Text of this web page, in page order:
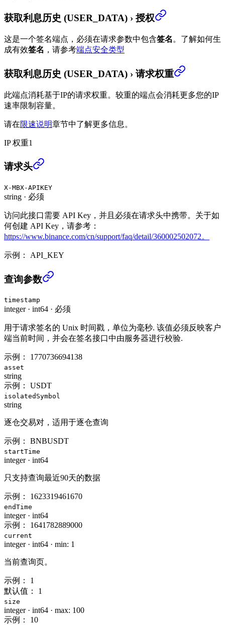
获取利息历史 (USER_DATA) › 授权
这是一个签名端点，必须在请求参数中包含签名 。 了解如何生
成有效签名 ，请参考端点安全类型
获取利息历史 (USER_DATA) › 请求权重
此端点消耗基于IP的请求权重。较重的端点会消耗更多您的IP
速率限制容量。
请在限速说明章节中了解更多信息。
IP 权重1
获取利息历史 (USER_DATA)
请求头
X-MBX-APIKEY
string · 必须
访问此接口需要 API Key，并且必须在请求头中携带。关于如
何创建 API Key，请参考：
https://www.binance.com/cn/support/faq/detail/360002502072。
示例： API_KEY
获取利息历史 (USER_DATA)
查询参数
timestamp
integer· int64 · 必须
用于请求签名的 Unix 时间戳，单位为毫秒. 该值必须反映客户
端当前时间，并会在签名接口中由服务器进行校验.
示例： 1770736694138
asset
string
示例：
USDT
isolatedSymbol
string
逐仓交易对，适用于逐仓查询
示例： BNBUSDT
startTime
integer· int64
只支持查询最近90天的数据
示例： 1623319461670
endTime
integer· int64
示例：
1641782889000
current
integer· int64 · min: 1
当前查询页。
示例：
1
默认值：
1
size
integer· int64 · max: 100
示例：
10